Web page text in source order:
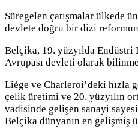
Süregelen çatışmalar ülkede
devlete doğru bir dizi reformun
Belçika, 19. yüzyılda Endüstri
Avrupası devleti olarak
Liège ve Charleroi’deki hızla
çelik üretimi ve 20. yüzyılın
vadisinde gelişen sanayi
Belçika dünyanın en gelişmiş